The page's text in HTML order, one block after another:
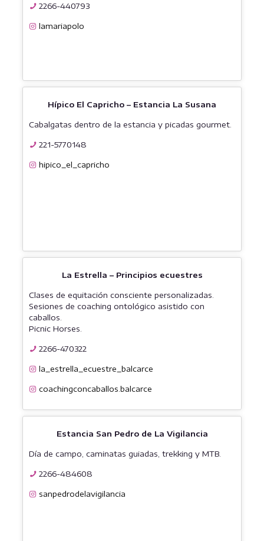
2266-440793
lamariapolo
Hípico El Capricho – Estancia La Susana
Cabalgatas dentro de la estancia y picadas gourmet.
221-5770148
hipico_el_capricho
La Estrella – Principios ecuestres
Clases de equitación consciente personalizadas.
Sesiones de coaching ontológico asistido con
caballos.
Picnic Horses.
2266-470322
la_estrella_ecuestre_balcarce
coachingconcaballos.balcarce
Estancia San Pedro de La Vigilancia
Día de campo, caminatas guiadas, trekking y MTB.
2266-484608
sanpedrodelavigilancia